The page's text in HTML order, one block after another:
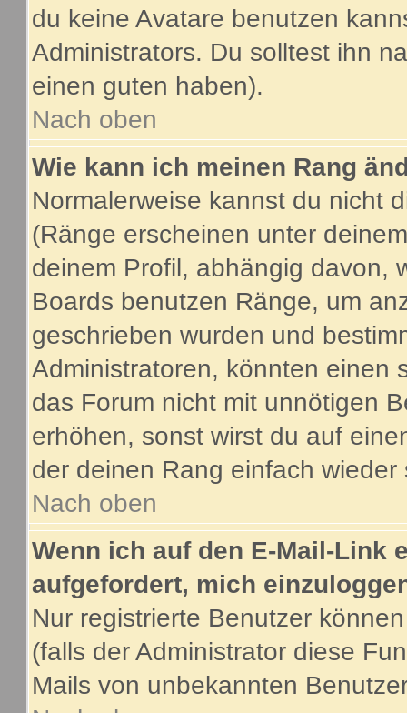
du keine Avatare benutzen
Administrators. Du solltest ihn
einen guten haben).
Nach oben
Wie kann ich meinen Rang
Normalerweise kannst du nicht
(Ränge erscheinen unter
deinem Profil, abhängig davon,
Boards benutzen Ränge, um
geschrieben wurden und
Administratoren, könnten einen
das Forum nicht mit unnötigen
erhöhen, sonst wirst du auf
der deinen Rang einfach wieder
Nach oben
Wenn ich auf den E-Mail-Link
aufgefordert, mich
Nur registrierte Benutzer
(falls der Administrator diese
Mails von unbekannten